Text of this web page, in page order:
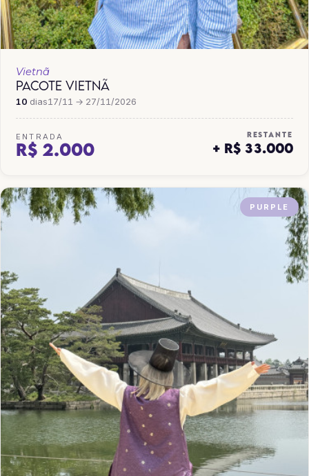
Vietnã
PACOTE VIETNÃ
10 dias17/11 → 27/11/2026
ENTRADA
R$ 2.000
RESTANTE
+ R$ 33.000
PURPLE